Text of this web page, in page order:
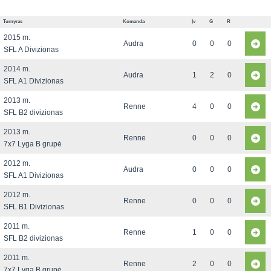
Turnyras Komanda Įv G R
2015 m.
SFL A Divizionas
Audra 0 0 0
2014 m.
SFL A1 Divizionas
Audra 1 2 0
2013 m.
SFL B2 divizionas
Renne 4 0 0
2013 m.
7x7 Lyga B grupė
Renne 0 0 0
2012 m.
SFL A1 Divizionas
Audra 0 0 0
2012 m.
SFL B1 Divizionas
Renne 0 0 0
2011 m.
SFL B2 divizionas
Renne 1 0 0
2011 m.
Renne 2 0 0